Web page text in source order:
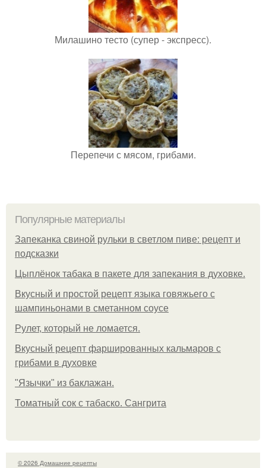
Милашино тесто (супер - экспресс).
Перепечи с мясом, грибами.
Популярные материалы
Запеканка свиной рульки в светлом пиве: рецепт и
подсказки
Цыплёнок табака в пакете для запекания в духовке.
Вкусный и простой рецепт языка говяжьего с
шампиньонами в сметанном соусе
Рулет, который не ломается.
Вкусный рецепт фаршированных кальмаров с
грибами в духовке
"Язычки" из баклажан.
Томатный сок с табаско. Сангрита
© 2026 Домашние рецепты